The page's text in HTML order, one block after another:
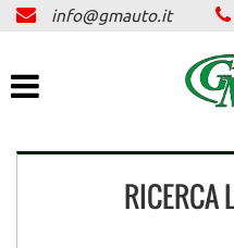
HOME
AZIENDA
SERVIZI
info@gmauto.it
RICERCA
preferenze
di